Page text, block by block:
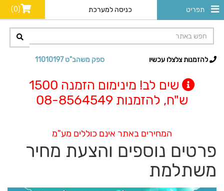
תפריט כניסה למערכת (0)
ספק משהב"ט 11010197 להזמנות צלצלו עכשיו
שים לב! מינימום הזמנה 1500
ש"ח, להזמנות 08-8564549
המחירים באתר אינם כוללים מע"מ
פרטים נוספים והצעת מחיר
משתלמת